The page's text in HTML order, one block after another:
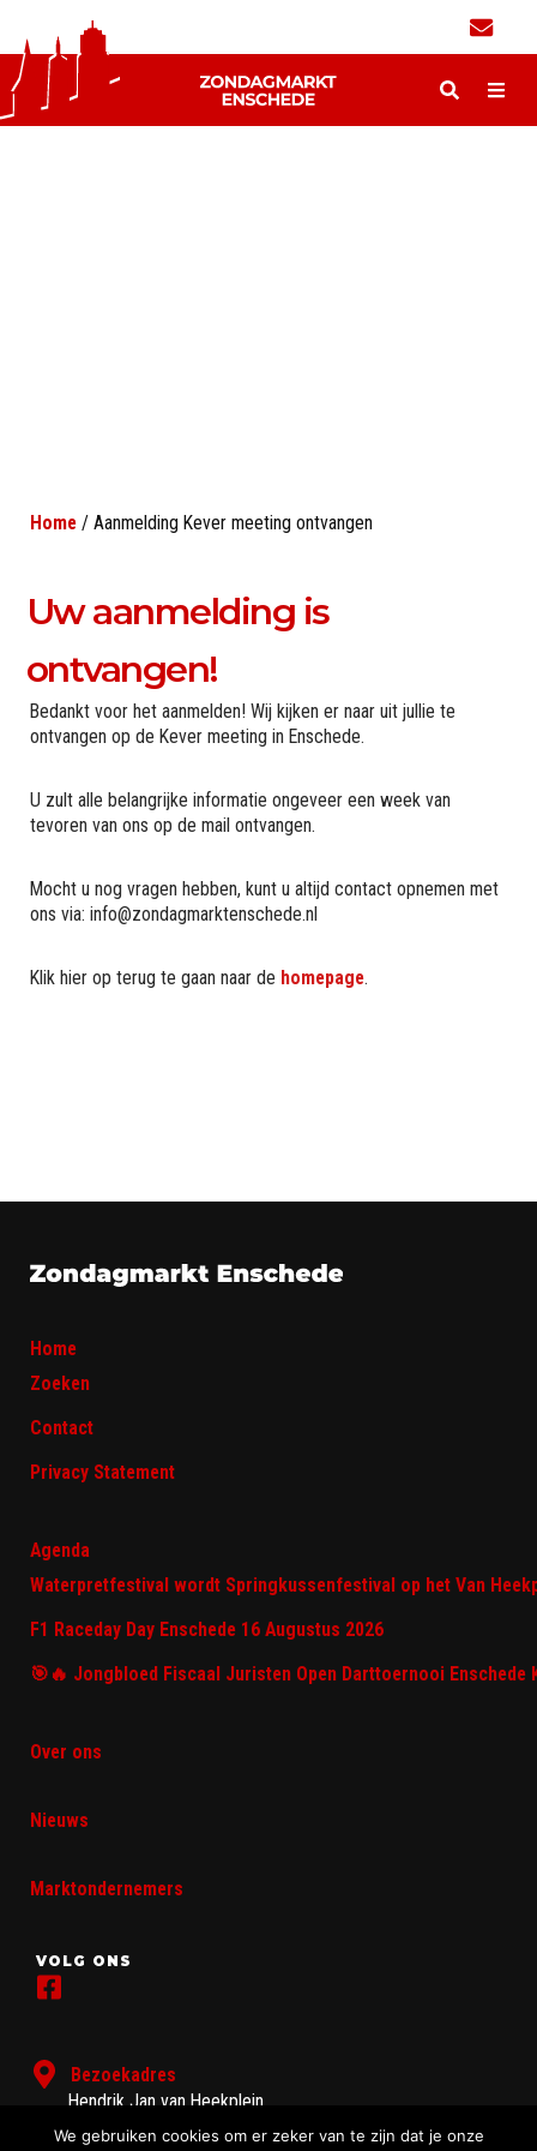
Home / Aanmelding Kever meeting ontvangen
Uw aanmelding is
ontvangen!
Bedankt voor het aanmelden! Wij kijken er naar uit jullie te
ontvangen op de Kever meeting in Enschede.
U zult alle belangrijke informatie ongeveer een week van
tevoren van ons op de mail ontvangen.
Mocht u nog vragen hebben, kunt u altijd contact opnemen met
ons via: info@zondagmarktenschede.nl
Klik hier op terug te gaan naar de homepage.
Home
Zoeken
Contact
Privacy Statement
Agenda
Waterpretfestival wordt Springkussenfestival op het Van
F1 Raceday Day Enschede 16 Augustus 2026
🎯🔥 Jongbloed Fiscaal Juristen Open Darttoernooi Enschede
Over ons
Nieuws
Marktondernemers
VOLG ONS
Bezoekadres
Hendrik Jan van Heekplein
7511 HN Enschede
We gebruiken cookies om er zeker van te zijn dat je onze